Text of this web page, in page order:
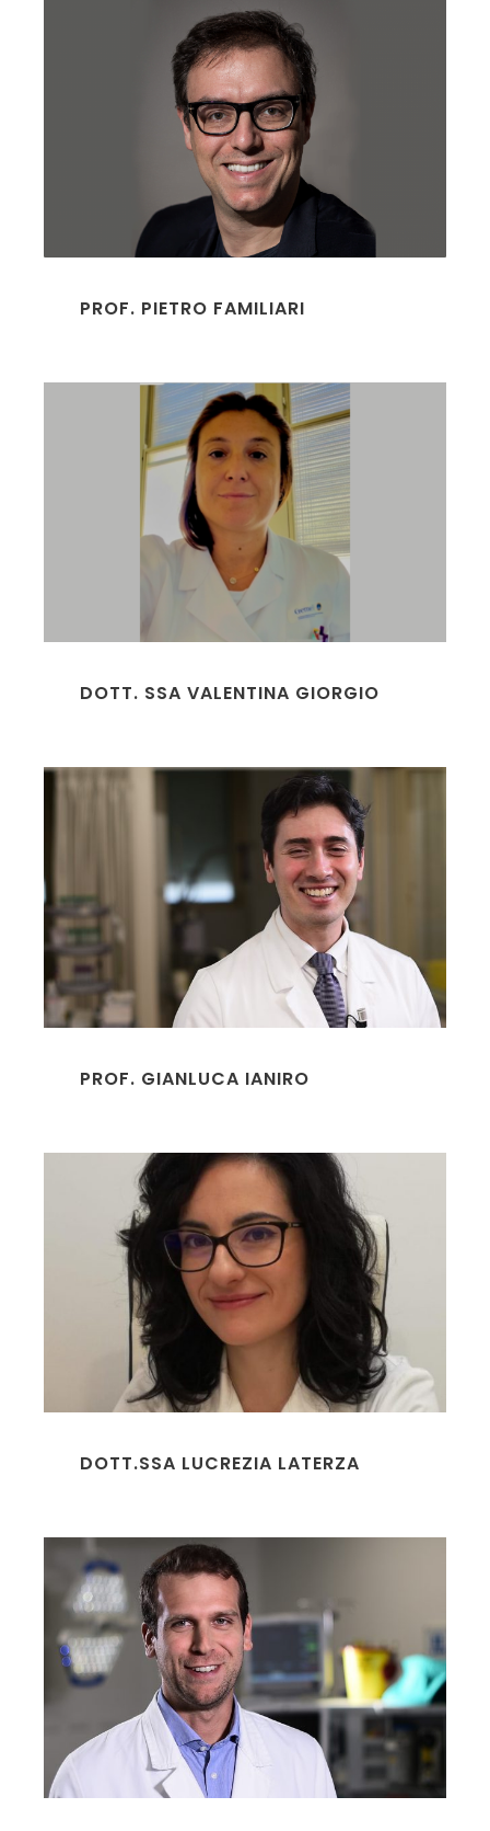
PROF. PIETRO FAMILIARI
DOTT. SSA VALENTINA GIORGIO
PROF. GIANLUCA IANIRO
DOTT.SSA LUCREZIA LATERZA